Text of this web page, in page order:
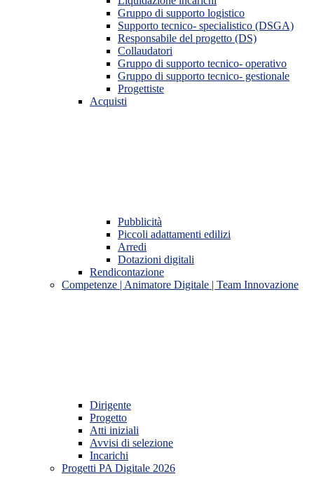
Gruppo di supporto logistico
Supporto tecnico- specialistico (DSGA)
Responsabile del progetto (DS)
Collaudatori
Gruppo di supporto tecnico- operativo
Gruppo di supporto tecnico- gestionale
Progettiste
Acquisti
Pubblicità
Piccoli adattamenti edilizi
Arredi
Dotazioni digitali
Rendicontazione
Competenze | Animatore Digitale | Team Innovazione
Dirigente
Progetto
Atti iniziali
Avvisi di selezione
Incarichi
Progetti PA Digitale 2026